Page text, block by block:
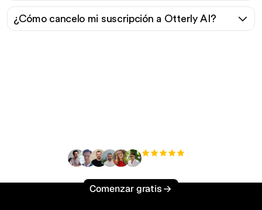
¿Cómo cancelo mi suscripción a Otterly AI?
Comenzar gratis